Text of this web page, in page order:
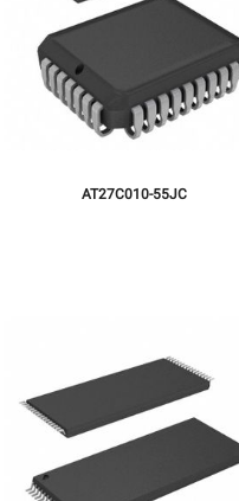
AT27C010-55JC